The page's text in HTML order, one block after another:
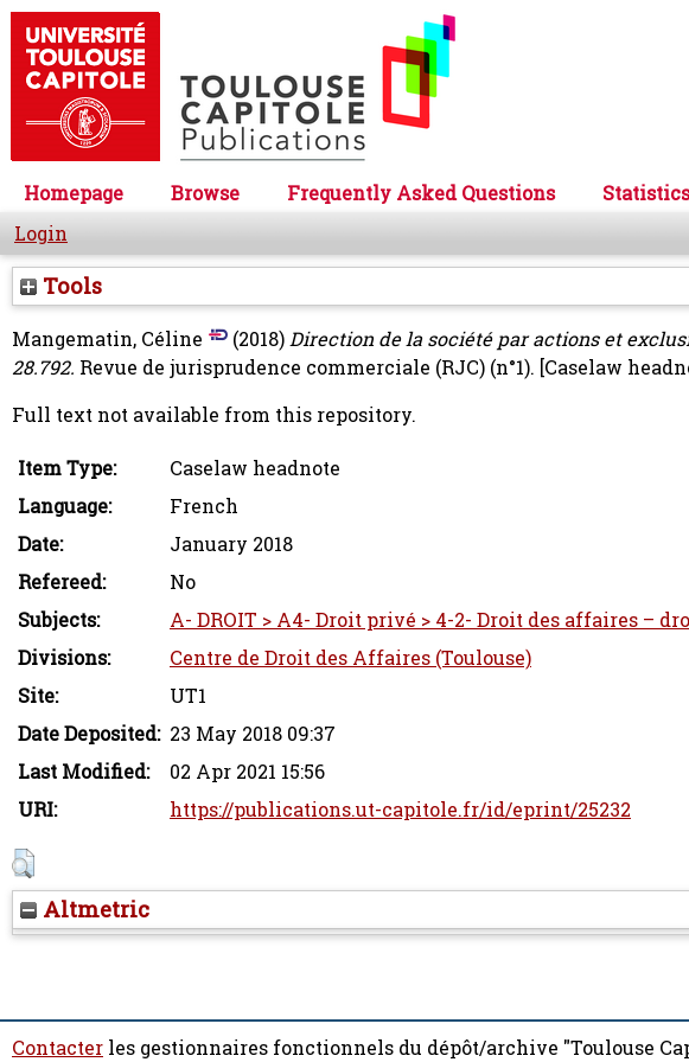
Homepage Browse Frequently Asked Questions
Statistics
Login
Tools
Mangematin, Céline (2018)Direction de la société par actions et
28.792. Revue de jurisprudence commerciale (RJC) (n°1). [Caselaw
Full text not available from this repository.
Item Type:
Caselaw headnote
Language:
French
Date:
January 2018
Refereed:
No
Subjects:
A- DROIT > A4- Droit privé > 4-2- Droit des affaires –
Divisions:
Centre de Droit des Affaires (Toulouse)
Site:
UT1
Date Deposited: 23 May 2018 09:37
Last Modified:
02 Apr 2021 15:56
URI:
https://publications.ut-capitole.fr/id/eprint/25232
Altmetric
Contacter les gestionnaires fonctionnels du dépôt/archive "Toulouse